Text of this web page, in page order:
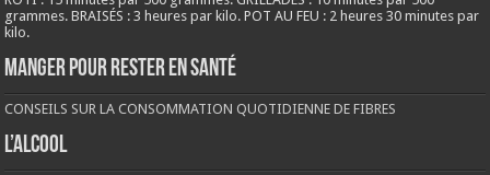
grammes. BRAISÉS : 3 heures par kilo. POT AU FEU : 2 heures 30 minutes par
kilo.
Manger pour rester en santé
CONSEILS SUR LA CONSOMMATION QUOTIDIENNE DE FIBRES
L’ALCOOL